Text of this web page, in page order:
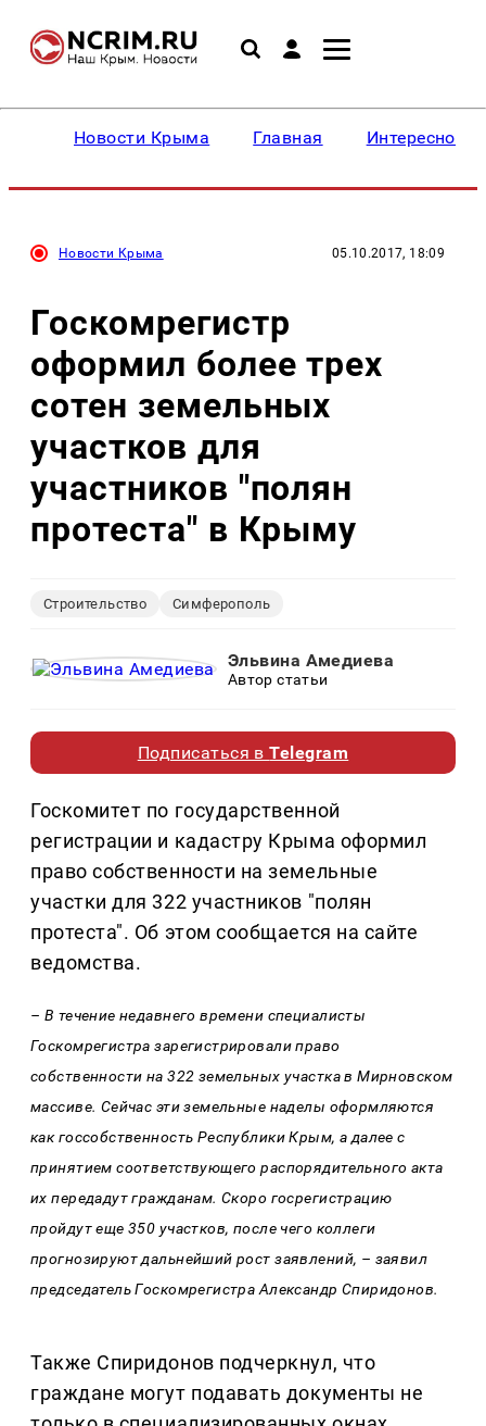
Новости Крыма Главная Интересное
Новости Крыма 05.10.2017, 18:09
Госкомрегистр
оформил более трех
сотен земельных
участков для
участников "полян
протеста" в Крыму
Строительство Симферополь
Эльвина Амедиева
Автор статьи
Подписаться вTelegram
Госкомитет по государственной
регистрации и кадастру Крыма оформил
право собственности на земельные
участки для 322 участников "полян
протеста". Об этом сообщается на сайте
ведомства.
– В течение недавнего времени специалисты
Госкомрегистра зарегистрировали право
собственности на 322 земельных участка в Мирновском
массиве. Сейчас эти земельные наделы оформляются
как госсобственность Республики Крым, а далее с
принятием соответствующего распорядительного акта
их передадут гражданам. Скоро госрегистрацию
пройдут еще 350 участков, после чего коллеги
прогнозируют дальнейший рост заявлений, – заявил
председатель Госкомрегистра Александр Спиридонов.
Также Спиридонов подчеркнул, что
граждане могут подавать документы не